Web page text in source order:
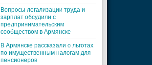
Вопросы легализации труда и
зарплат обсудили с
предпринимательским
сообществом в Армянске
В Армянске рассказали о льготах
по имущественным налогам для
пенсионеров